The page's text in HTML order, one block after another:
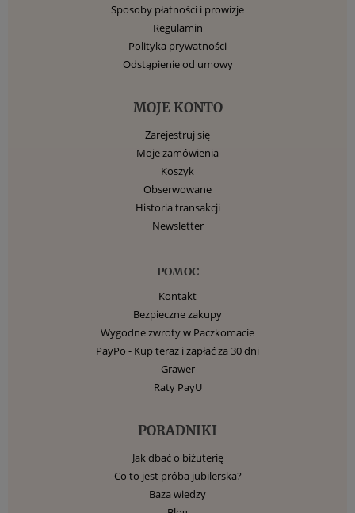
Sposoby płatności i prowizje
Regulamin
Polityka prywatności
Odstąpienie od umowy
MOJE KONTO
Zarejestruj się
Moje zamówienia
Koszyk
Obserwowane
Historia transakcji
Newsletter
POMOC
Kontakt
Bezpieczne zakupy
Wygodne zwroty w Paczkomacie
PayPo - Kup teraz i zapłać za 30 dni
Grawer
Raty PayU
PORADNIKI
Jak dbać o biżuterię
Co to jest próba jubilerska?
Baza wiedzy